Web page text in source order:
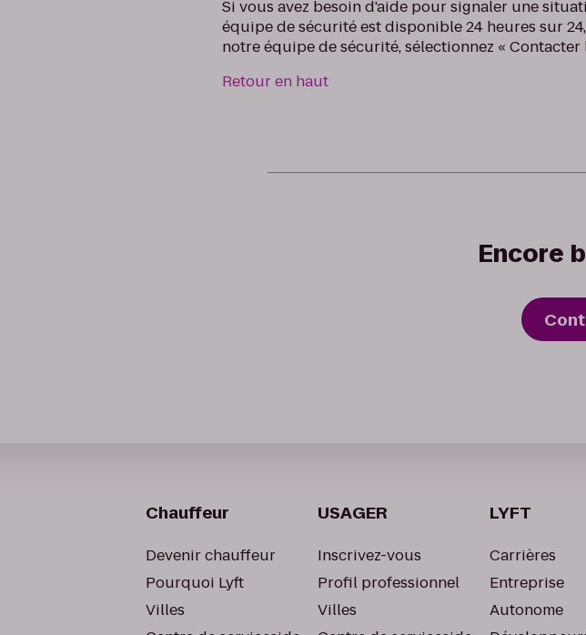
Si vous avez besoin d'aide pour signaler une
équipe de sécurité est disponible 24 heures sur
notre équipe de sécurité, sélectionnez « Contacter
Retour en haut
Encore
Chauffeur
Devenir chauffeur
Pourquoi Lyft
Villes
USAGER
Inscrivez-vous
Profil professionnel
Villes
LYFT
Carrières
Entreprise
Autonome